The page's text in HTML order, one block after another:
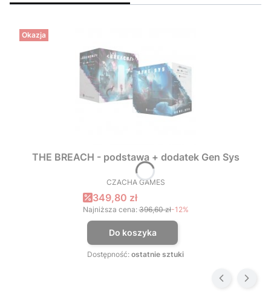
Okazja
THE BREACH - podstawa + dodatek Gen Sys
PRODUCENT
CZACHA GAMES
Cena promocyjna
349,80 zł
Najniższa cena: 396,60 zł-12%
Do koszyka
Dostępność: ostatnie sztuki